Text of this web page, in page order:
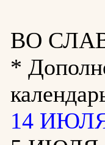
ВО
*
14 ИЮЛЯ